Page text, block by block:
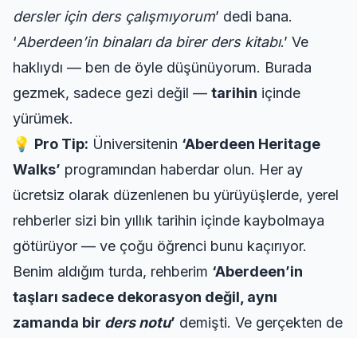
dersler için ders çalışmıyorum’ dedi bana.
‘Aberdeen’in binaları da birer ders kitabı.’ Ve
haklıydı — ben de öyle düşünüyorum. Burada
gezmek, sadece gezi değil — tarihin içinde
yürümek.
💡 Pro Tip: Üniversitenin ‘Aberdeen Heritage
Walks’ programından haberdar olun. Her ay
ücretsiz olarak düzenlenen bu yürüyüşlerde, yerel
rehberler sizi bin yıllık tarihin içinde kaybolmaya
götürüyor — ve çoğu öğrenci bunu kaçırıyor.
Benim aldığım turda, rehberim ‘Aberdeen’in
taşları sadece dekorasyon değil, aynı
zamanda bir ders notu’ demişti. Ve gerçekten de